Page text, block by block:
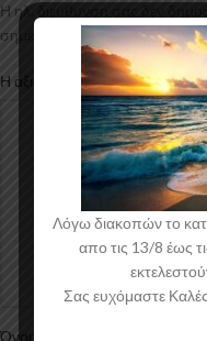
Η ηλ. διεύθυνση σας δεν
σημειώνονται με*
Η αξιολόγησή σας*
Όνομα
Λόγω διακοπών το
απο τις 13/8 έως
Σας ευχόμαστε